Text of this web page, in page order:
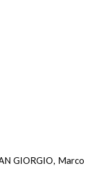
GIORGIO, Marco